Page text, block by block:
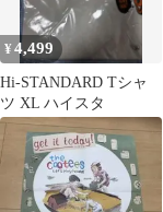
¥4,499
Hi-STANDARD Tシャ
ツ XL ハイスタ